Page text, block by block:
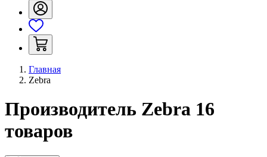
Главная
Zebra
Производитель Zebra 16
товаров